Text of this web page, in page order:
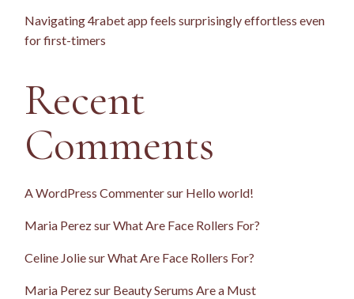
Navigating 4rabet app feels surprisingly effortless even
for first-timers
Recent
Comments
A WordPress Commentersur Hello world!
Maria PerezsurWhat Are Face Rollers For?
Celine JoliesurWhat Are Face Rollers For?
Maria Perezsur Beauty Serums Are a Must